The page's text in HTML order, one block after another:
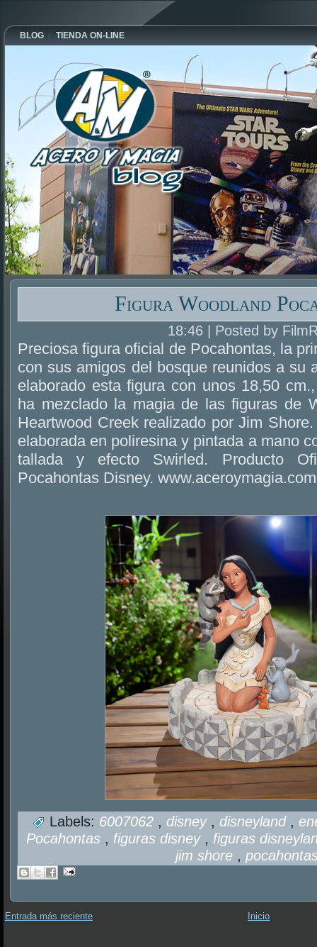
BLOG TIENDA ON-LINE
Figura Woodland
18:46 | Posted by
Preciosa figura oficial de Pocahontas, la
con sus amigos del bosque reunidos a su
elaborado esta figura con unos 18,50
ha mezclado la magia de las figuras de
Heartwood Creek realizado por Jim
elaborada en poliresina y pintada a mano
tallada y efecto Swirled. Producto
Pocahontas Disney. www.aceroymagia.com
Labels: 6007062 ,disney ,disneyland ,
Pocahontas , figuras disney , figuras
jim shore ,
Entrada más reciente Inicio